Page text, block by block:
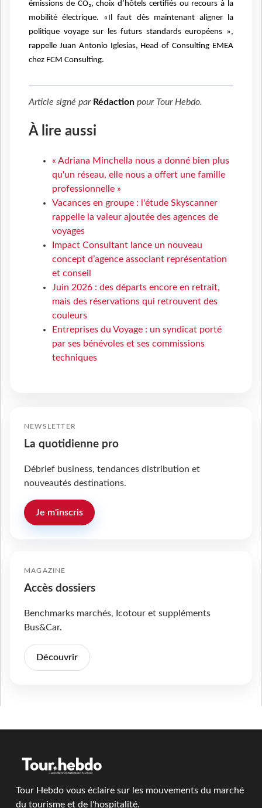
émissions de CO₂, choix d’hôtels certifiés ou recours à la
mobilité électrique. «Il faut dès maintenant aligner la
politique voyage sur les futurs standards européens »,
rappelle Juan Antonio Iglesias, Head of Consulting EMEA
chez FCM Consulting.
Article signé par Rédaction pour Tour Hebdo.
À lire aussi
« Adriana Minchella nous a donné bien plus
qu'un réseau, elle nous a offert une famille
professionnelle »
Vacances en groupe : l'étude Skyscanner
rappelle la valeur ajoutée des agences de
voyages
Impact Consultant lance un nouveau
concept d’agence associant représentation
et conseil
Juin 2026 : des départs encore en retrait,
mais des réservations qui retrouvent des
couleurs
Entreprises du Voyage : un syndicat porté
par ses bénévoles et ses commissions
techniques
NEWSLETTER
La quotidienne pro
Débrief business, tendances distribution et
nouveautés destinations.
Je m'inscris
MAGAZINE
Accès dossiers
Benchmarks marchés, Icotour et suppléments
Bus&Car.
Découvrir
Tour Hebdo vous éclaire sur les mouvements du marché
du tourisme et de l'hospitalité.